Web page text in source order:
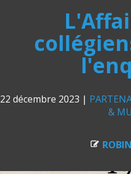
22 décembre 2023 |
&